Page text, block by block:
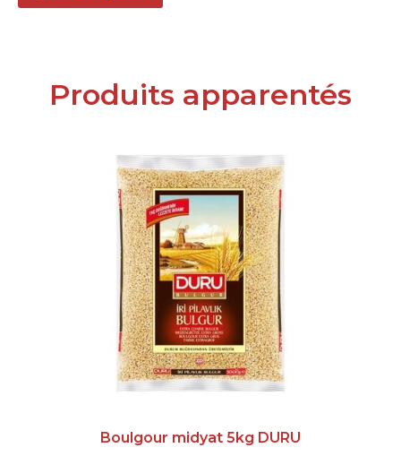
Produits apparentés
Boulgour midyat 5kg DURU